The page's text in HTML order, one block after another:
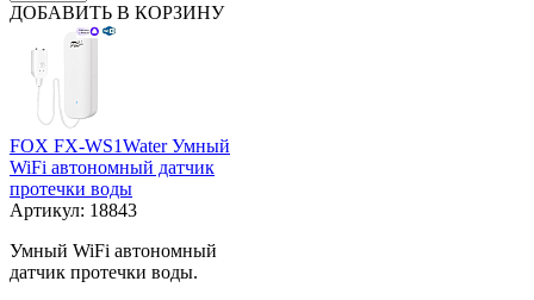
ДОБАВИТЬ В КОРЗИНУ
FOX FX-WS1Water Умный
WiFi автономный датчик
протечки воды
Артикул: 18843
Умный WiFi автономный
датчик протечки воды.